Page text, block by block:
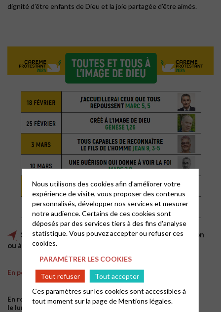
dignité d’être enfants de Dieu et la joie partagée d’être aimés.
Six conférences à écouter en podcast, en rediffusion
ou à relire
En podcasts
En rediffusion
le lundi suivant à 21h30 sur
Fréquence protestante
Nous utilisons des cookies afin d'améliorer votre
expérience de visite, vous proposer des contenus
personnalisés, développer nos services et mesurer
notre audience. Certains de ces cookies sont
déposés par des services tiers à des fins d'analyse
statistique. Vous pouvez accepter ou refuser ces
cookies.
PARAMÉTRER LES COOKIES
Tout refuser
Tout accepter
Ces paramètres sur les cookies sont accessibles à
tout moment sur la page deMentions légales.